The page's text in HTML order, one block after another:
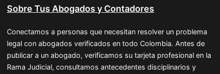
Sobre Tus Abogados y Contadores
Conectamos a personas que necesitan resolver un problema
legal con abogados verificados en todo Colombia. Antes de
publicar a un abogado, verificamos su tarjeta profesional en la
Rama Judicial, consultamos antecedentes disciplinarios y